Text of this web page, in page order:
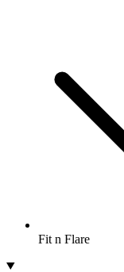
Fit n Flare